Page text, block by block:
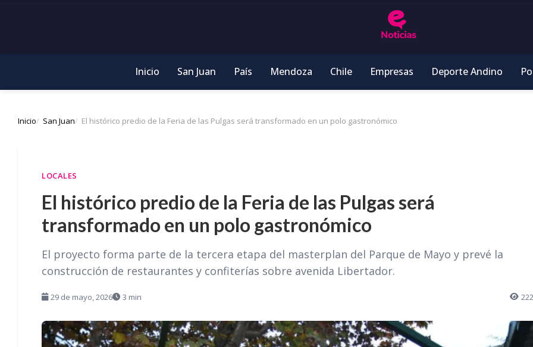
Inicio San Juan País Mendoza Chile Empresas Deporte Andino
Inicio San Juan El histórico predio de la Feria de las Pulgas será transformado en un polo gastronómico
LOCALES
El histórico predio de la Feria de las Pulgas será
transformado en un polo gastronómico
El proyecto forma parte de la tercera etapa del masterplan del Parque de Mayo y prevé la
construcción de restaurantes y confiterías sobre avenida Libertador.
29 de mayo, 2026 3 min 222